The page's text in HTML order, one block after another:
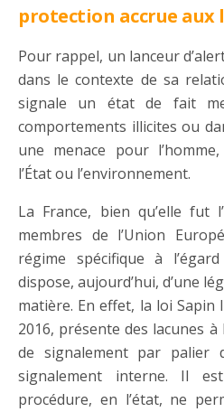
protection accrue aux
Pour rappel, un lanceur
dans le contexte de sa
signale un état de fait
comportements illicites ou
une menace pour
l’État ou l’environnement.
La France, bien qu’elle fut
membres de l’Union
régime spécifique à
dispose, aujourd’hui, d’une
matière. En effet, la loi Sapin
2016, présente des lacunes à
de signalement par palier
signalement interne. Il
procédure, en l’état, ne